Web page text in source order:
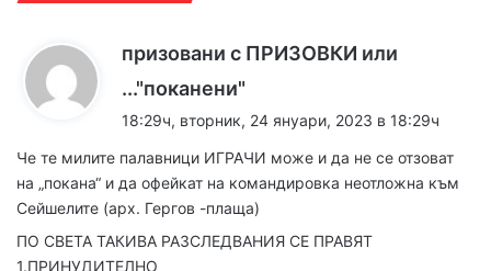
призовани с ПРИЗОВКИ или
..."поканени"
а
а
:
18:29ч, вторник, 24 януари, 2023 в 18:29ч
Че те милите палавници ИГРАЧИ може и да не се отзоват
на „покана“ и да офейкат на командировка неотложна към
Сейшелите (арх. Гергов -плаща)
ПО СВЕТА ТАКИВА РАЗСЛЕДВАНИЯ СЕ ПРАВЯТ
1.ПРИНУДИТЕЛНО